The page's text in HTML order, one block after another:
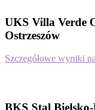
UKS Villa Verde
Ostrzeszów
Szczegółowe wyniki
BKS Stal